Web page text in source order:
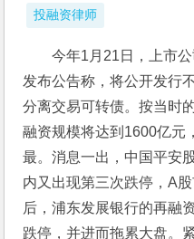
投融资律师
今年1月21日，上市
发布公告称，将公开发行
分离交易可转债。按当时
融资规模将达到1600亿元
最。消息一出，中国平安
内又出现第三次跌停，A
后，浦东发展银行的再融
跌停，并进而拖累大盘。